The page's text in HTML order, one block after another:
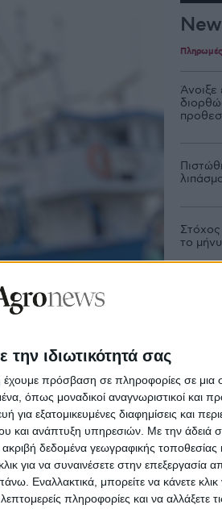
την ιδιωτικότητά σας
έχουμε πρόσβαση σε πληροφορίες σε
όπως μοναδικοί αναγνωριστικοί και
εξατομικευμένες διαφημίσεις και
και ανάπτυξη υπηρεσιών. Με την άδειά
δεδομένα γεωγραφικής τοποθεσίας
για να συναινέσετε στην επεξεργασία
Εναλλακτικά, μπορείτε να κάνετε κλικ
πληροφορίες και να αλλάξετε
Πληρωμές
το
Με